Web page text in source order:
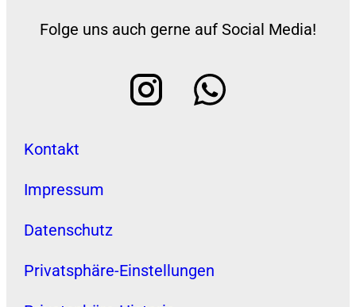
Folge uns auch gerne auf Social Media!
Kontakt
Impressum
Datenschutz
Privatsphäre-Einstellungen